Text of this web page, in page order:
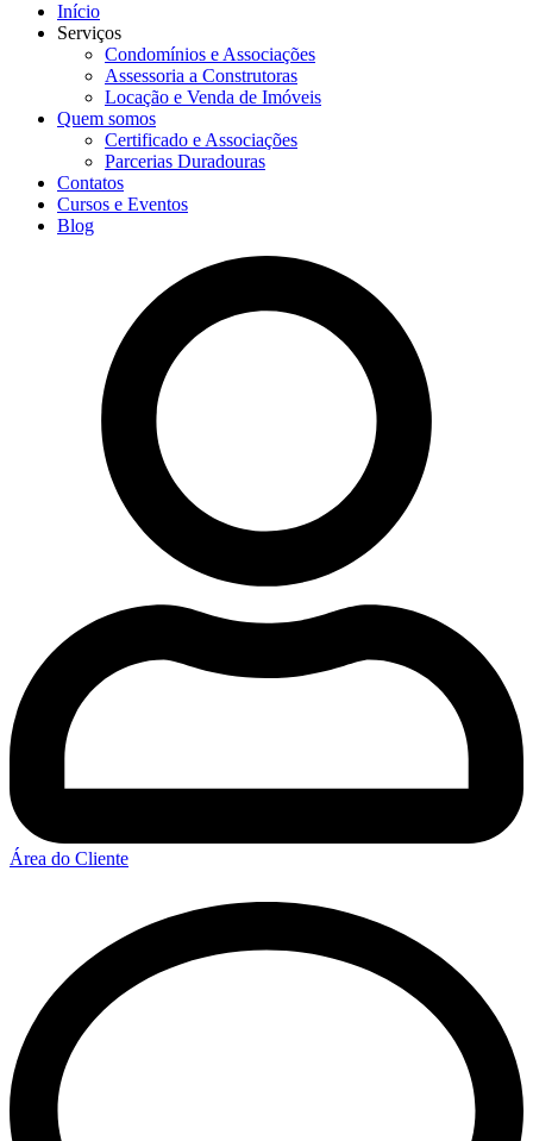
Início
Serviços
Condomínios e Associações
Assessoria a Construtoras
Locação e Venda de Imóveis
Quem somos
Certificado e Associações
Parcerias Duradouras
Contatos
Cursos e Eventos
Blog
Área do Cliente